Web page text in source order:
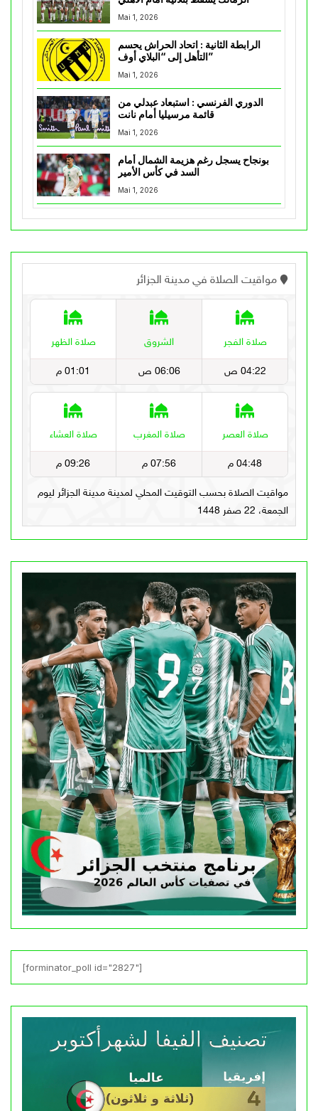
Mai 1, 2026
الرابطة الثانية : اتحاد الحراش يحسم
التأهل إلى “البلاي أوف”
Mai 1, 2026
الدوري الفرنسي : استبعاد عبدلي من
قائمة مرسيليا أمام نانت
Mai 1, 2026
بونجاح يسجل رغم هزيمة الشمال أمام
السد في كأس الأمير
Mai 1, 2026
[forminator_poll id="2827"]